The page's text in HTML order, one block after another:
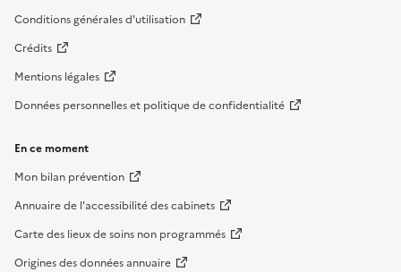
Conditions générales d'utilisation
Crédits
Mentions légales
Données personnelles et politique de confidentialité
En ce moment
Mon bilan prévention
Annuaire de l'accessibilité des cabinets
Carte des lieux de soins non programmés
Origines des données annuaire